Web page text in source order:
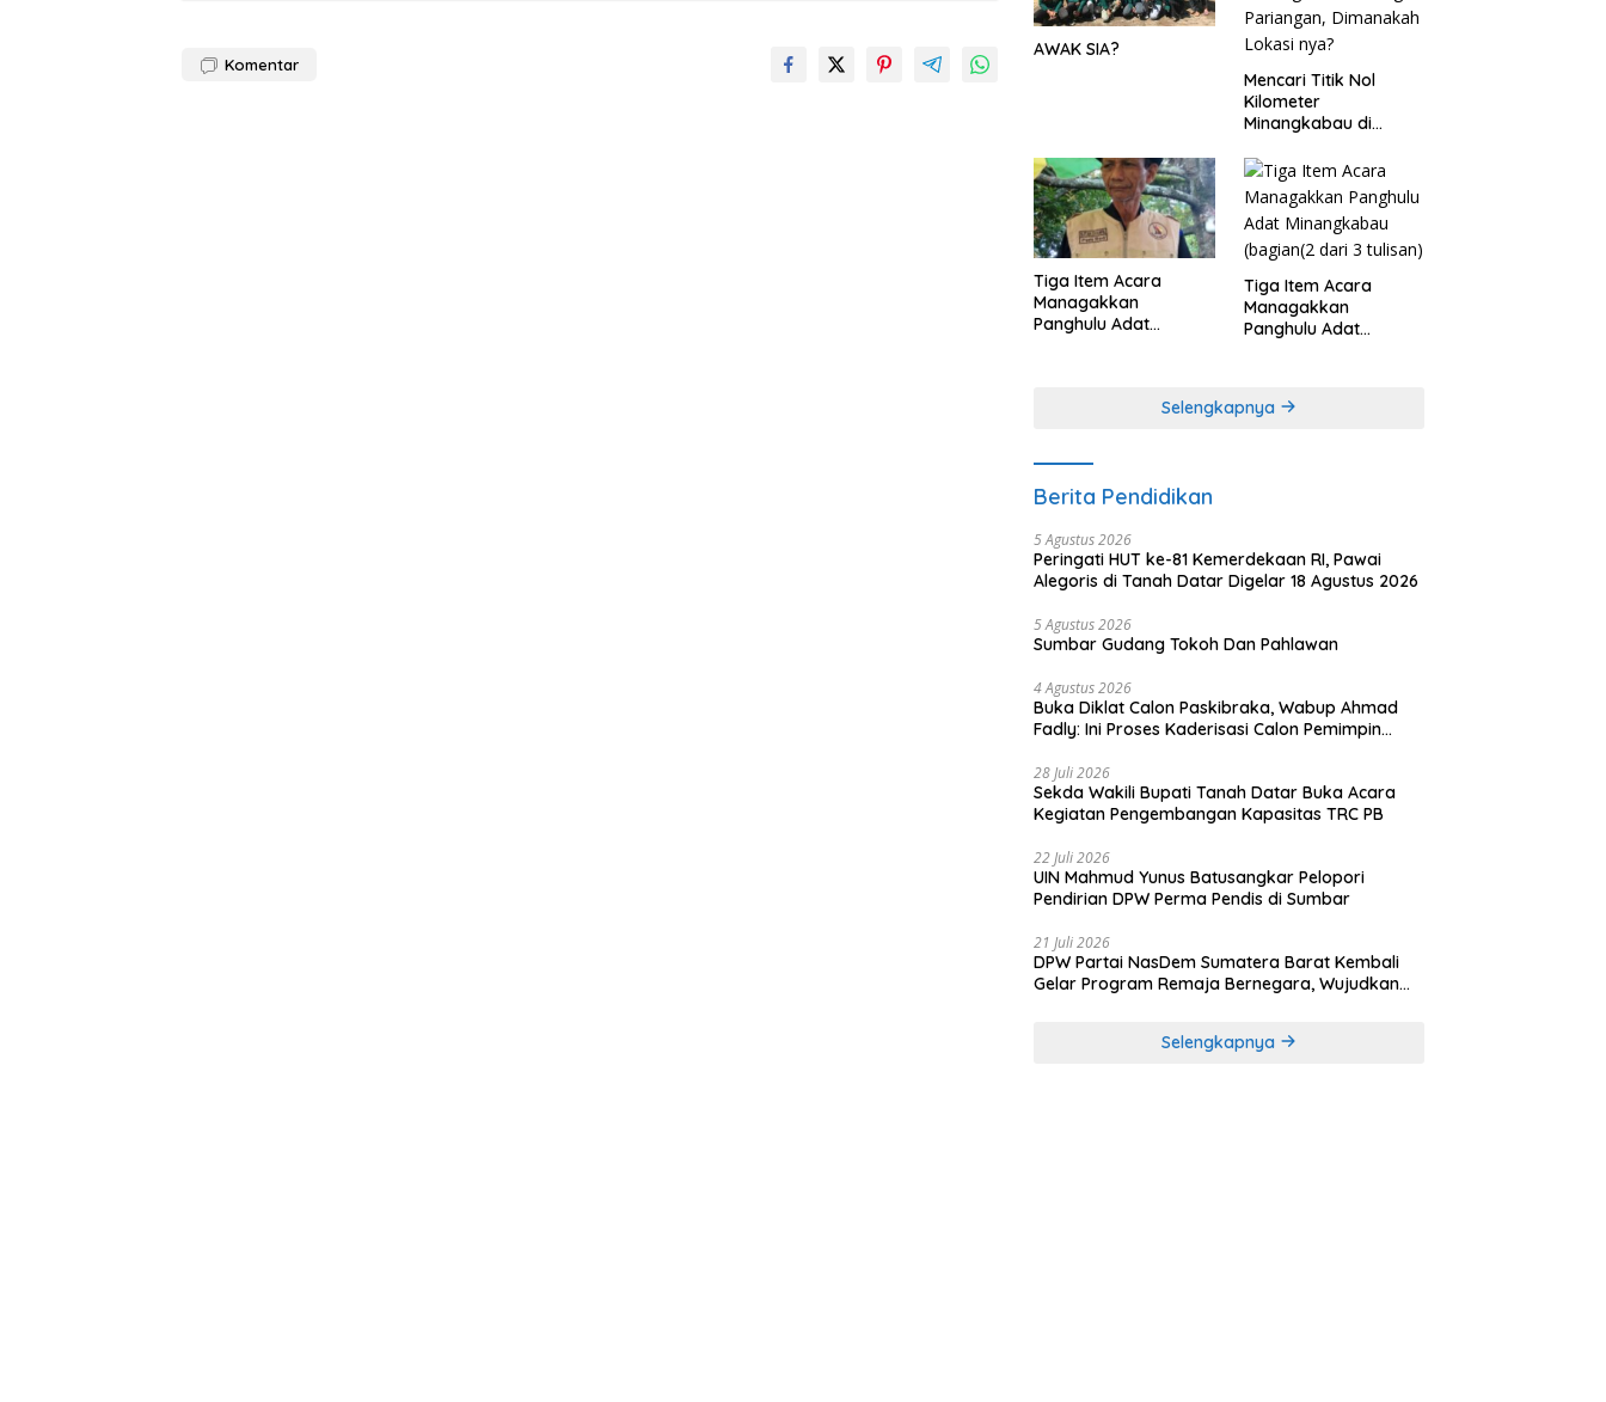
Komentar
AWAK SIA?
Mencari Titik Nol
Kilometer
Minangkabau di
Dimanakah Lokasi
nya?
Tiga Item Acara
Managakkan
Panghulu Adat
Tiga Item Acara
Managakkan
Panghulu Adat
Selengkapnya
Berita Pendidikan
5 Agustus 2026
Peringati HUT ke-81 Kemerdekaan RI, Pawai
Alegoris di Tanah Datar Digelar 18 Agustus 2026
5 Agustus 2026
Sumbar Gudang Tokoh Dan Pahlawan
4 Agustus 2026
Buka Diklat Calon Paskibraka, Wabup Ahmad
Fadly: Ini Proses Kaderisasi Calon Pemimpin
28 Juli 2026
Sekda Wakili Bupati Tanah Datar Buka Acara
Kegiatan Pengembangan Kapasitas TRC PB
22 Juli 2026
UIN Mahmud Yunus Batusangkar Pelopori
Pendirian DPW Perma Pendis di Sumbar
21 Juli 2026
DPW Partai NasDem Sumatera Barat Kembali
Gelar Program Remaja Bernegara, Wujudkan
Selengkapnya